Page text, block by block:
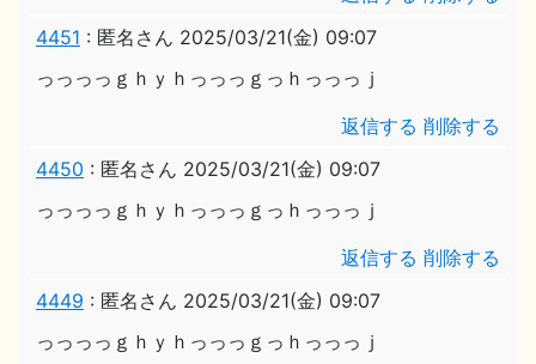
4451 : 匿名さん 2025/03/21(金) 09:07
っっっっｇｈｙｈっっっｇっｈっっっｊ
返信する 削除する
4450 : 匿名さん 2025/03/21(金) 09:07
っっっっｇｈｙｈっっっｇっｈっっっｊ
返信する 削除する
4449 : 匿名さん 2025/03/21(金) 09:07
っっっっｇｈｙｈっっっｇっｈっっっｊ